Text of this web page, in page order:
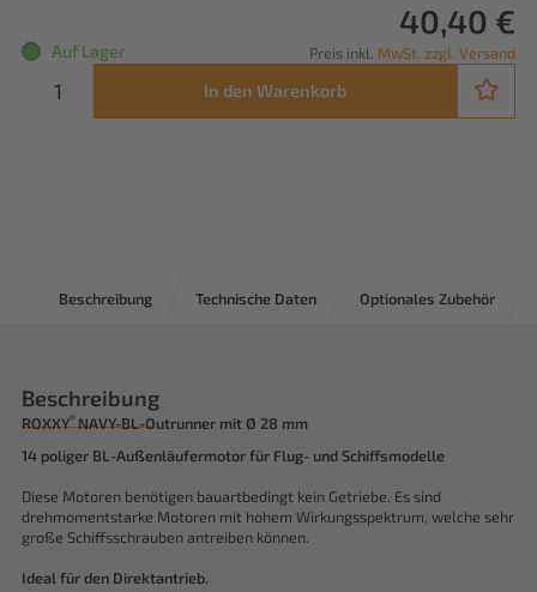
40,40 €
Preis inkl. MwSt. zzgl. Versand
Auf Lager
In den Warenkorb
Beschreibung Technische Daten Optionales Zubehör
Beschreibung
ROXXY®NAVY-BL-Outrunner mit Ø 28 mm
14 poliger BL-Außenläufermotor für Flug- und Schiffsmodelle
Diese Motoren benötigen bauartbedingt kein Getriebe. Es sind
drehmomentstarke Motoren mit hohem Wirkungsspektrum, welche sehr
große Schiffsschrauben antreiben können.
Ideal für den Direktantrieb.